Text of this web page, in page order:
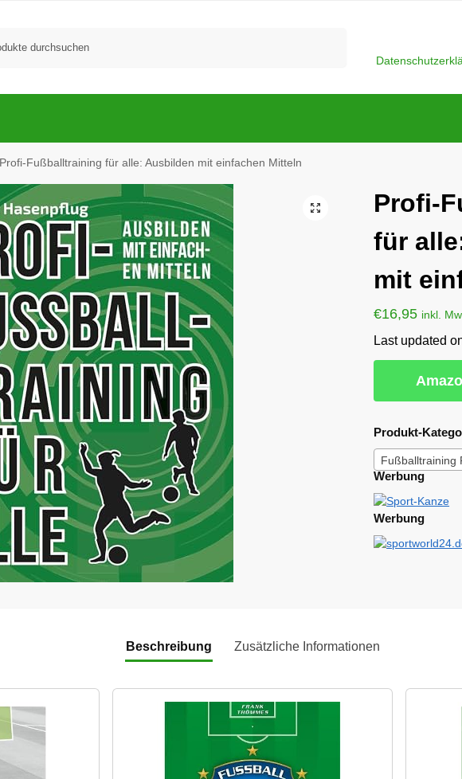
Profi-Fußballtraining für alle: Ausbilden mit einfachen Mitteln
Profi-
für
mit
€16,95 inkl.
Last updated
Produkt-
Fußballtraining
Werbung
Werbung
Beschreibung Zusätzliche Informationen